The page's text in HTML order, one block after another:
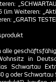
(im Weiteren:
„GRATIS
alle
in
Schwartau
g oder